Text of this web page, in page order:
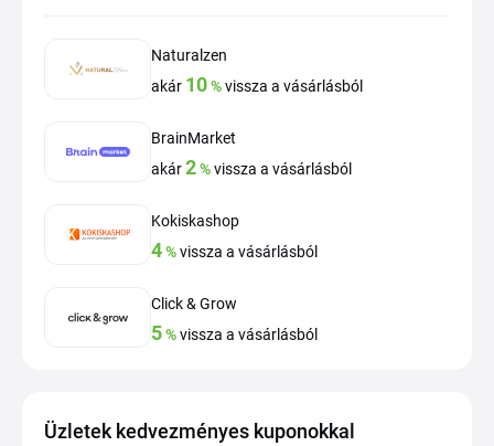
Naturalzen
akár 10%vissza a vásárlásból
BrainMarket
akár2%vissza a vásárlásból
Kokiskashop
4%vissza a vásárlásból
Click & Grow
5%vissza a vásárlásból
Üzletek kedvezményes kuponokkal